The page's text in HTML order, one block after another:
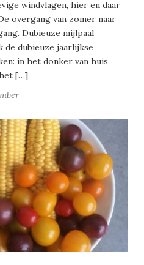
windvlagen, hier en daar
overgang van zomer naar
Dubieuze mijlpaal
dubieuze jaarlijkse
in het donker van huis
[…]